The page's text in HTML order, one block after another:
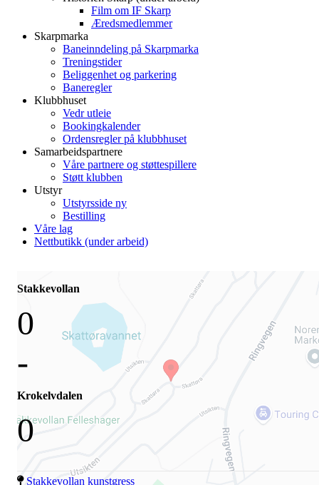
Film om IF Skarp
Æredsmedlemmer
Skarpmarka
Baneinndeling på Skarpmarka
Treningstider
Beliggenhet og parkering
Baneregler
Klubbhuset
Vedr utleie
Bookingkalender
Ordensregler på klubbhuset
Samarbeidspartnere
Våre partnere og støttespillere
Støtt klubben
Utstyr
Utstyrsside ny
Bestilling
Våre lag
Nettbutikk (under arbeid)
Stakkevollan
0
-
Krokelvdalen
0
Stakkevollan kunstgress